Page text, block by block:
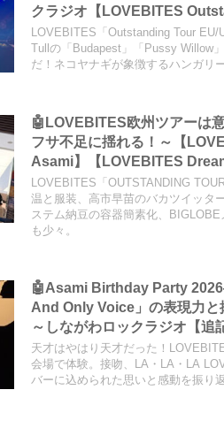
クラジオ【LOVEBITES
Destinies Allign】【
One Will Remain】【
Pussy Willow】
LOVEBITES「Outstanding Tour
Tullの「Budapest」「Pussy Willow
だ！ネコヤナギが象徴するハンガリ
🤖LOVEBITES欧州ツアーは
フサ不足に揺れる！～【LOVEBITES Outstanding Tour EU/UK
Asami】【LOVEBITES
【LOVEBITES Silence The
Garden】【LOVEBITES ス
LOVEBITES「OUTSTANDING
温と服装、高市早苗のバカツイッタ
ステム納豆の容器簡素化、
も少々。
🤖Asami Birthday Party
And Only Voice」の表現力と
～しながわロックラジオ【
吻 -kiss- ORIGINAL LOVE】
CAMPBELL】【恋におちて
My Little Lover】【夜空ノム
天才はやはり天才だった！
会場で体験。接吻、LA・LA・LA
バーに込められた思いと感動を振り